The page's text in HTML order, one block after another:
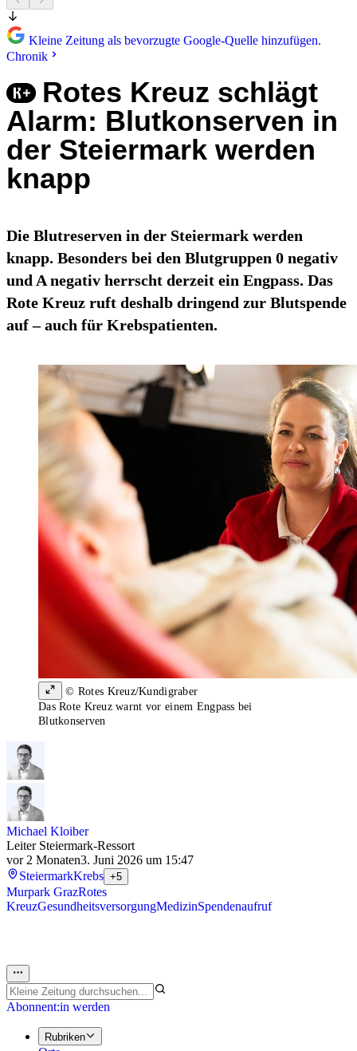
Kleine Zeitung als bevorzugte Google-Quelle hinzufügen.
Chronik
Rotes Kreuz schlägt
Alarm: Blutkonserven in
der Steiermark werden
knapp
Die Blutreserven in der Steiermark werden
knapp. Besonders bei den Blutgruppen 0 negativ
und A negativ herrscht derzeit ein Engpass. Das
Rote Kreuz ruft deshalb dringend zur Blutspende
auf – auch für Krebspatienten.
© Rotes Kreuz/Kundigraber
Das Rote Kreuz warnt vor einem Engpass bei
Blutkonserven
Michael Kloiber
Leiter Steiermark-Ressort
vor 2 Monaten3. Juni 2026 um 15:47
SteiermarkKrebs +5
Murpark GrazRotes
KreuzGesundheitsversorgungMedizinSpendenaufruf
Abonnent:in werden
Rubriken